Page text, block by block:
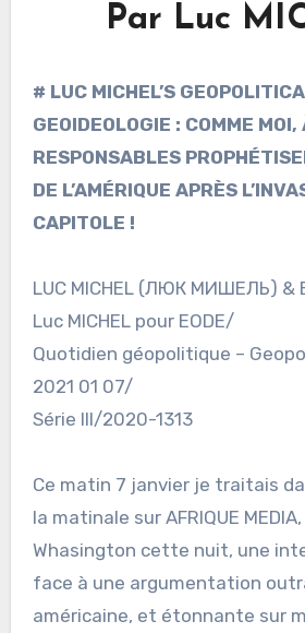
Par Luc
# LUC MICHEL’S
GEOIDEOLOGIE : COMME MOI,
RESPONSABLES
DE L’AMÉRIQUE APRÈS
CAPITOLE !
LUC MICHEL (ЛЮК МИШЕЛЬ) &
Luc MICHEL pour EODE/
Quotidien géopolitique –
2021 01 07/
Série III/2020-1313
Ce matin 7 janvier je traitais
la matinale sur AFRIQUE
Whasington cette nuit, une
face à une argumentation
américaine, et étonnante sur